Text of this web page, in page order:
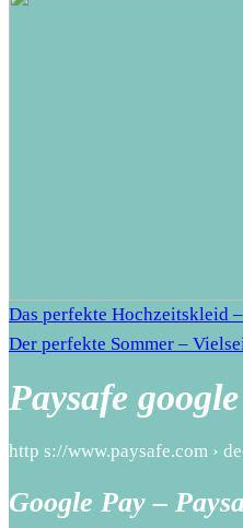
Das perfekte Hochzeitskleid
Der perfekte Sommer –
Paysafe
http s://www.paysafe.com ›
Google Pay –